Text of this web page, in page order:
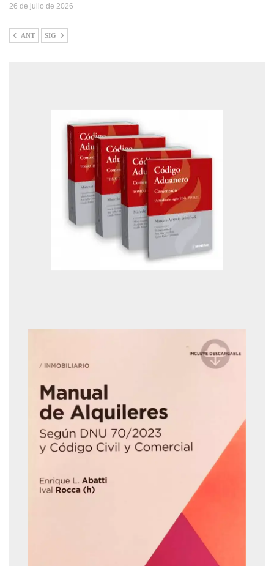
26 de julio de 2026
ANT SIG